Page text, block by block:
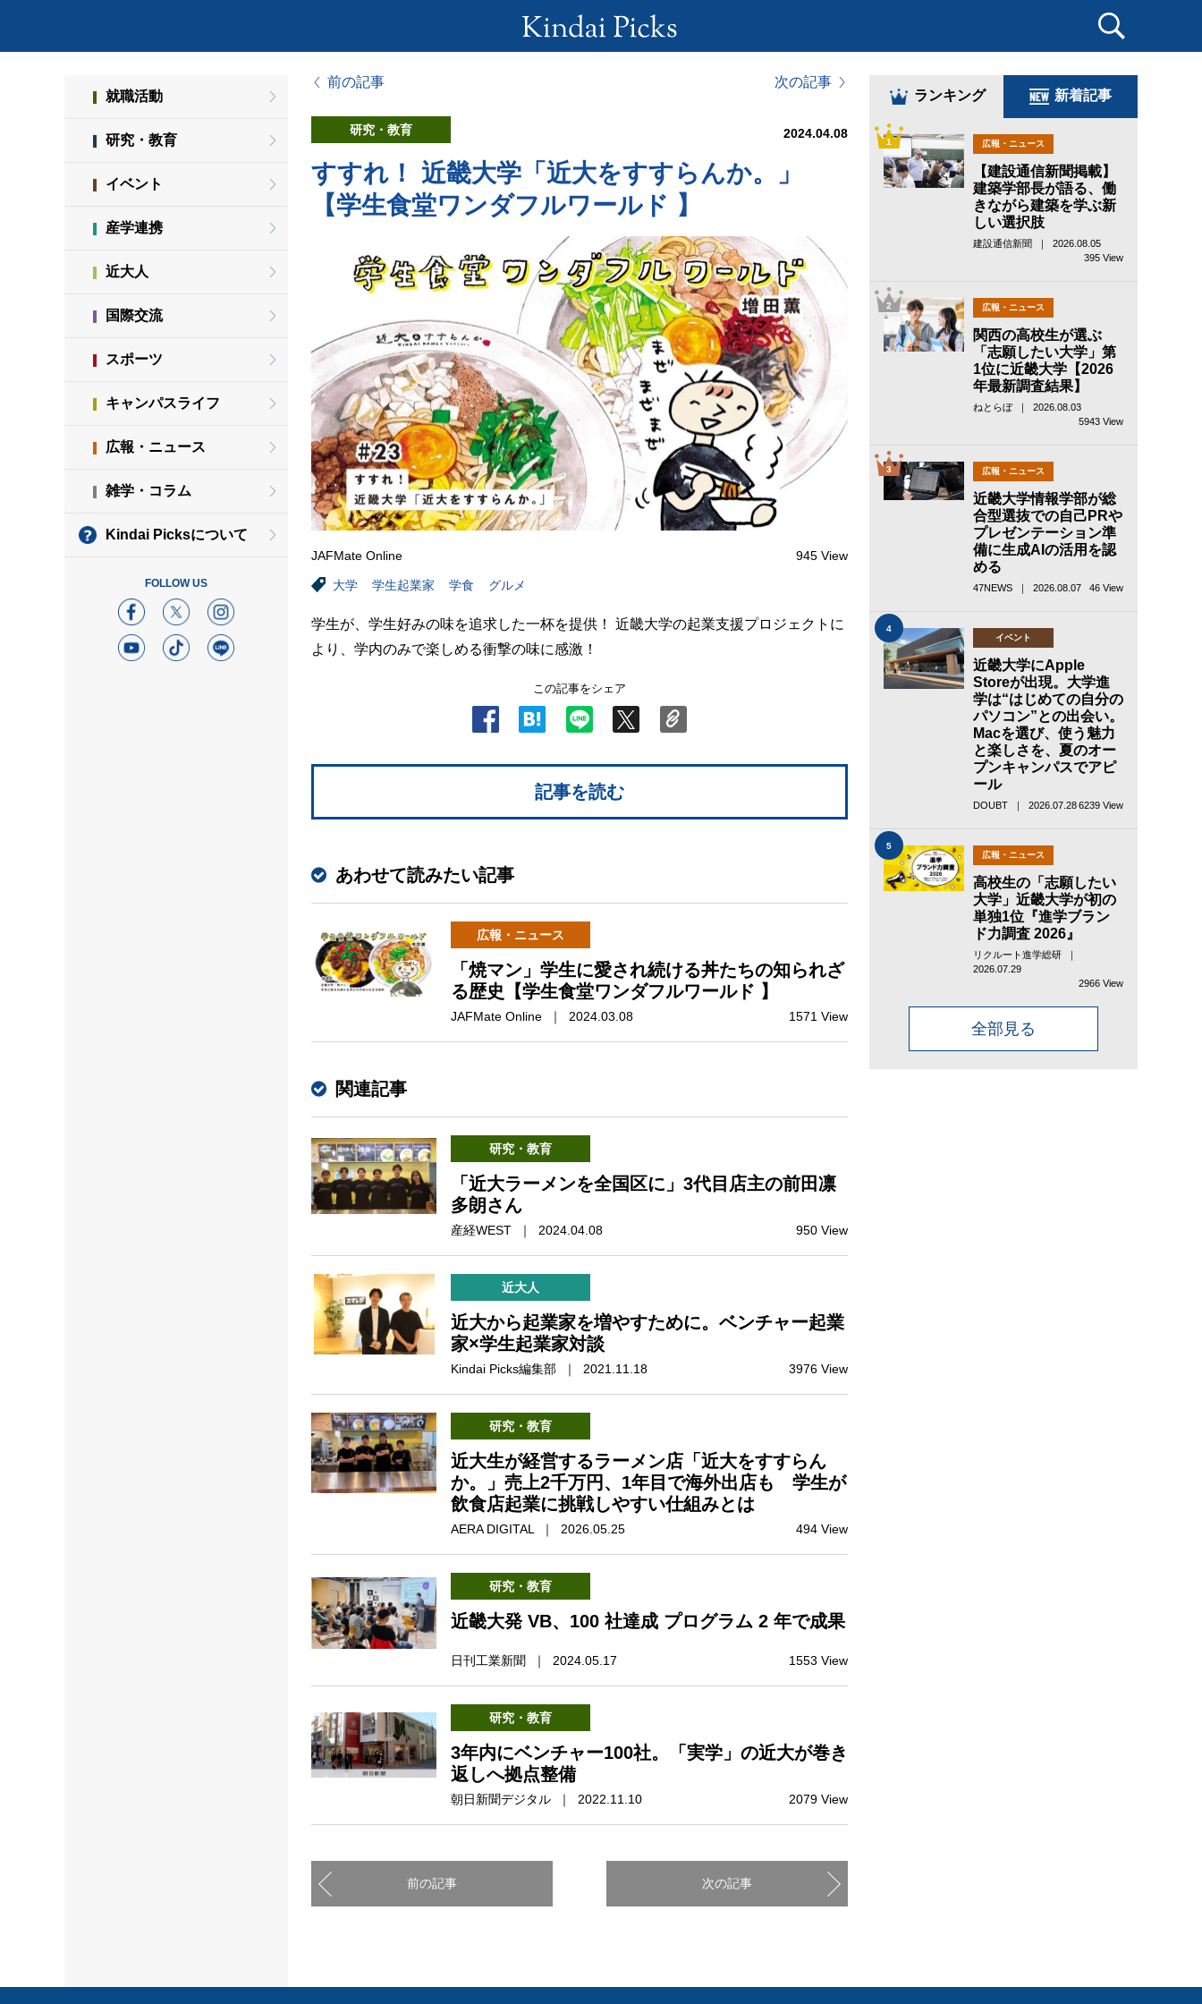
前の記事 次の記事
研究・教育 2024.04.08
すすれ！ 近畿大学「近大をすすらんか。」
【学生食堂ワンダフルワールド 】
JAFMate Online 945 View
大学 学生起業家 学食 グルメ
学生が、学生好みの味を追求した一杯を提供！ 近畿大学の起業支援プロジェクトに
より、学内のみで楽しめる衝撃の味に感激！
この記事をシェア
記事を読む
あわせて読みたい記事
広報・ニュース
「焼マン」学生に愛され続ける丼たちの知られざ
る歴史【学生食堂ワンダフルワールド 】
JAFMate Online ｜ 2024.03.08 1571 View
関連記事
研究・教育
「近大ラーメンを全国区に」3代目店主の前田凛
多朗さん
産経WEST ｜ 2024.04.08 950 View
近大人
近大から起業家を増やすために。ベンチャー起業
家×学生起業家対談
Kindai Picks編集部 ｜ 2021.11.18 3976 View
研究・教育
近大生が経営するラーメン店「近大をすすらん
か。」売上2千万円、1年目で海外出店も 学生が
飲食店起業に挑戦しやすい仕組みとは
AERA DIGITAL ｜ 2026.05.25 494 View
研究・教育
近畿大発 VB、100 社達成 プログラム 2 年で成果
日刊工業新聞 ｜ 2024.05.17 1553 View
研究・教育
3年内にベンチャー100社。「実学」の近大が巻き
返しへ拠点整備
朝日新聞デジタル ｜ 2022.11.10 2079 View
前の記事 次の記事
ランキング 新着記事
1 広報・ニュース
【建設通信新聞掲載】
建築学部長が語る、働
きながら建築を学ぶ新
しい選択肢
建設通信新聞 ｜ 2026.08.05
395 View
2 広報・ニュース
関西の高校生が選ぶ
「志願したい大学」第
1位に近畿大学【2026
年最新調査結果】
ねとらぼ ｜ 2026.08.03
5943 View
3 広報・ニュース
近畿大学情報学部が総
合型選抜での自己PRや
プレゼンテーション準
備に生成AIの活用を認
める
47NEWS ｜ 2026.08.07 46 View
4
イベント
近畿大学にApple
Storeが出現。大学進
学は“はじめての自分の
パソコン”との出会い。
Macを選び、使う魅力
と楽しさを、夏のオー
プンキャンパスでアピ
ール
DOUBT ｜ 2026.07.286239 View
5
広報・ニュース
高校生の「志願したい
大学」近畿大学が初の
単独1位『進学ブラン
ド力調査 2026』
リクルート進学総研 ｜
2026.07.29
2966 View
全部見る
就職活動
研究・教育
イベント
産学連携
近大人
国際交流
スポーツ
キャンパスライフ
広報・ニュース
雑学・コラム
Kindai Picksについて
FOLLOW US